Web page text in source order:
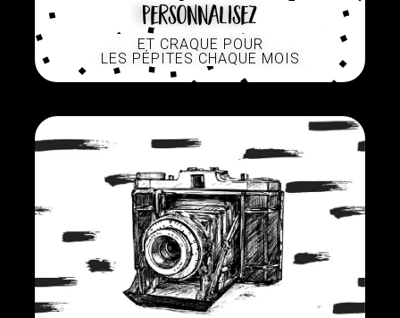
Personnalisez
ET CRAQUE POUR
LES PÉPITES CHAQUE MOIS